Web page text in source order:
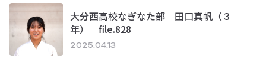
大分西高校なぎなた部 田口真帆（３
年） file.828
2025.04.13